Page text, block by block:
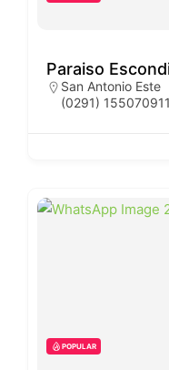
Paraiso
San Antonio Este
(0291) 155070911
POPULAR